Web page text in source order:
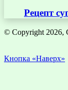
Рецепт
© Copyright 2026,
Кнопка «Наверх»